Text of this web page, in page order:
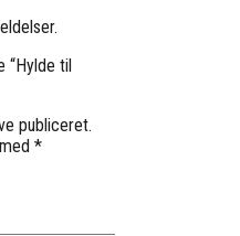
“Hylde til
publiceret.
*